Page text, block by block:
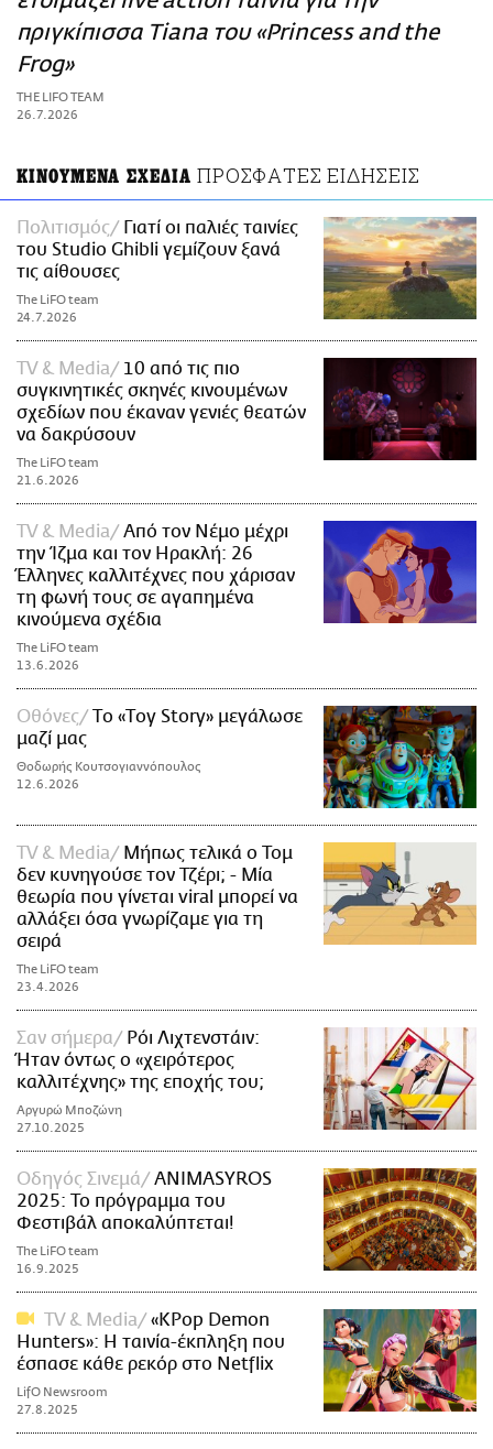
ΑΜΠΑ
PRINT
πριγκίπισσα Tiana του «Princess and the
Frog»
THE LIFO TEAM
26.7.2026
ΚΙΝΟΥΜΕΝΑ ΣΧΕΔΙΑ ΠΡΟΣΦΑΤΕΣ ΕΙΔΗΣΕΙΣ
Πολιτισμός
Γιατί οι παλιές ταινίες
του Studio Ghibli γεμίζουν ξανά
τις αίθουσες
The LiFO team
24.7.2026
TV & Media
10 από τις πιο
συγκινητικές σκηνές κινουμένων
σχεδίων που έκαναν γενιές θεατών
να δακρύσουν
The LiFO team
21.6.2026
TV & Media
Από τον Νέμο μέχρι
την Ίζμα και τον Ηρακλή: 26
Έλληνες καλλιτέχνες που χάρισαν
τη φωνή τους σε αγαπημένα
κινούμενα σχέδια
The LiFO team
13.6.2026
Οθόνες
Tο «Τoy Story» μεγάλωσε
μαζί μας
Θοδωρής Κουτσογιαννόπουλος
12.6.2026
TV & Media
Μήπως τελικά ο Τομ
δεν κυνηγούσε τον Τζέρι; - Μία
θεωρία που γίνεται viral μπορεί να
αλλάξει όσα γνωρίζαμε για τη
σειρά
The LiFO team
23.4.2026
Σαν σήμερα
Ρόι Λιχτενστάιν:
Ήταν όντως ο «χειρότερος
καλλιτέχνης» της εποχής του;
Αργυρώ Μποζώνη
27.10.2025
Οδηγός Σινεμά
ANIMASYROS
2025: Το πρόγραμμα του
Φεστιβάλ αποκαλύπτεται!
The LiFO team
16.9.2025
TV & Media
«KPop Demon
Hunters»: Η ταινία-έκπληξη που
έσπασε κάθε ρεκόρ στο Netflix
LifO Newsroom
27.8.2025